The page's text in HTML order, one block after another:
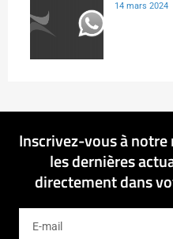
14 mars 2024
Inscrivez-vous à
les dernières
directement dans